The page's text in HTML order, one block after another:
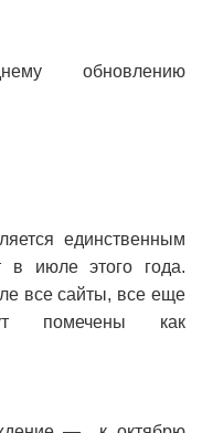
обновлению
единственным
в июле этого года.
все сайты, все еще
помечены как